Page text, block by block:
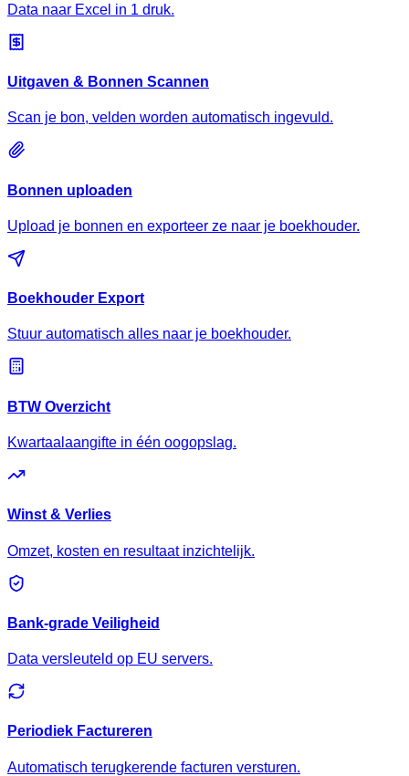
Data naar Excel in 1 druk.
Uitgaven & Bonnen Scannen
Scan je bon, velden worden automatisch ingevuld.
Bonnen uploaden
Upload je bonnen en exporteer ze naar je boekhouder.
Boekhouder Export
Stuur automatisch alles naar je boekhouder.
BTW Overzicht
Kwartaalaangifte in één oogopslag.
Winst & Verlies
Omzet, kosten en resultaat inzichtelijk.
Bank-grade Veiligheid
Data versleuteld op EU servers.
Periodiek Factureren
Automatisch terugkerende facturen versturen.